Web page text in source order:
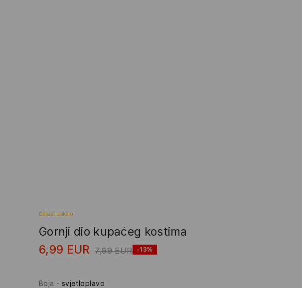
Dolazi uskoro
Gornji dio kupaćeg kostima
6,99 EUR 7,99 EUR -13%
Boja - svjetloplavo